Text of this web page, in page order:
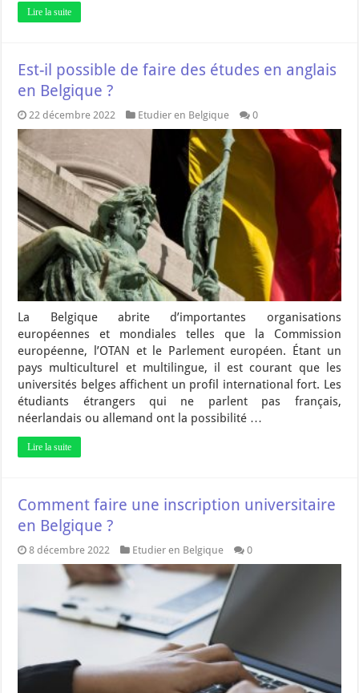
Lire la suite
Est-il possible de faire des études en anglais
en Belgique ?
22 décembre 2022 Etudier en Belgique 0
La Belgique abrite d’importantes organisations
européennes et mondiales telles que la Commission
européenne, l’OTAN et le Parlement européen. Étant un
pays multiculturel et multilingue, il est courant que les
universités belges affichent un profil international fort. Les
étudiants étrangers qui ne parlent pas français,
néerlandais ou allemand ont la possibilité …
Lire la suite
Comment faire une inscription universitaire
en Belgique ?
8 décembre 2022 Etudier en Belgique 0